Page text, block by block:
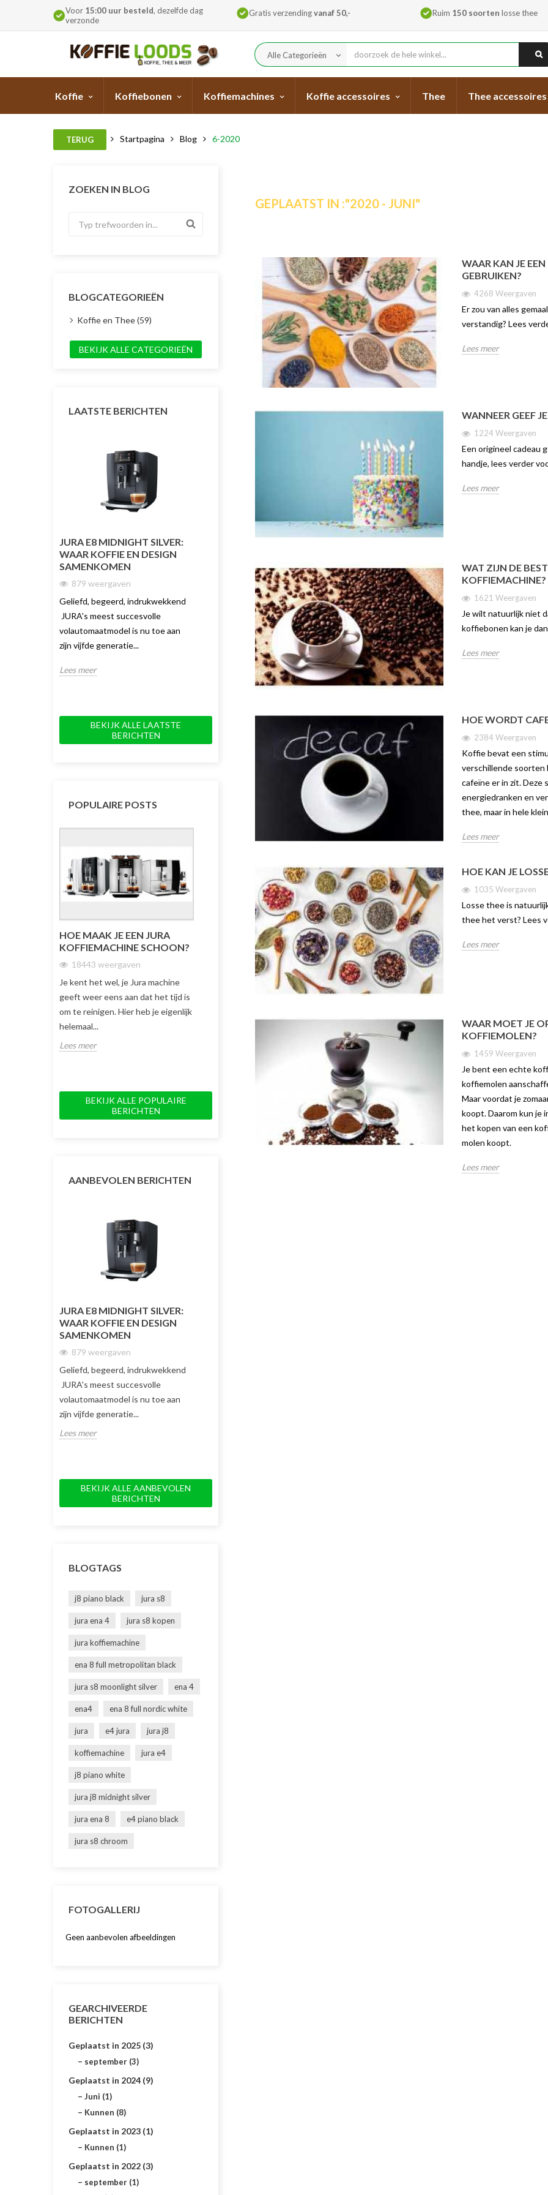
Voor 15:00 uur besteld, dezelfde dag
verzonde
Gratis verzendingvanaf 50,- Ruim 150 soorten losse thee
Alle Categorieën keyboard_arrow_down
Koffie Koffiebonen Koffiemachines Koffie accessoires Thee Thee accessoires
TERUG Startpagina Blog 6-2020
ZOEKEN IN BLOG
BLOGCATEGORIEËN
Koffie en Thee (59)
BEKIJK ALLE CATEGORIEËN
LAATSTE BERICHTEN
JURA E8 MIDNIGHT SILVER:
WAAR KOFFIE EN DESIGN
SAMENKOMEN
879 weergaven
Geliefd, begeerd, indrukwekkend
JURA's meest succesvolle
volautomaatmodel is nu toe aan
zijn vijfde generatie...
Lees meer
TOT NU TOE
1730 weergaven
De JURA J10 Twin is dé nieuwe
koffiemachine voor liefhebbers van
keuze en gemak. Dankzij het
innovatieve dubbele...
ONTDEK DE JURA C9 | TWEE
KOFFIEPLEZIER IN ÉÉN
COMPACT APPARAAT
3505 weergaven
Volle en luchtig-lichte aroma’s met
één druk op de knop De Jura C9
combineert professionele
technologie met een...
Lees meer
JURA
Ontdek
Brew
BEKIJK ALLE LAATSTE
BERICHTEN
POPULAIRE POSTS
HOE MAAK JE EEN JURA
KOFFIEMACHINE SCHOON?
18443 weergaven
Je kent het wel, je Jura machine
geeft weer eens aan dat het tijd is
om te reinigen. Hier heb je eigenlijk
helemaal...
Lees meer
DE GLOEDNIEUWE JURA E4
16401 weergaven
De nieuwe Jura E4 is uit! In dit
artikel gaan we verder in op alle ins
WELKE MELK HEEFT U
NODIG VOOR UW
KOFFIEMACHINE?
14315 weergaven
In deze blog kom je alles te weten
gebruiken in je koffiemachine, want
de melk die...
Lees meer
Lees
BEKIJK ALLE POPULAIRE
BERICHTEN
AANBEVOLEN BERICHTEN
JURA E8 MIDNIGHT SILVER:
WAAR KOFFIE EN DESIGN
SAMENKOMEN
879 weergaven
Geliefd, begeerd, indrukwekkend
JURA's meest succesvolle
volautomaatmodel is nu toe aan
zijn vijfde generatie...
Lees meer
BEKIJK ALLE AANBEVOLEN
BERICHTEN
BLOGTAGS
j8 piano black jura s8
jura ena 4 jura s8 kopen
jura koffiemachine
ena 8 full metropolitan black
jura s8 moonlight silver ena 4
ena4 ena 8 full nordic white
jura e4 jura jura j8
koffiemachine jura e4
j8 piano white
jura j8 midnight silver
jura ena 8 e4 piano black
jura s8 chroom
FOTOGALLERIJ
Geen aanbevolen afbeeldingen
GEARCHIVEERDE
BERICHTEN
Geplaatst in 2025 (3)
september (3)
Geplaatst in 2024 (9)
Juni (1)
Kunnen (8)
Geplaatst in 2023 (1)
Kunnen (1)
Geplaatst in 2022 (3)
september (1)
GEPLAATST IN :"2020 - JUNI"
WAAR KAN JE
GEBRUIKEN?
4268 Weergaven
Er zou van alles
verstandig? Lees
Lees meer
WANNEER GEEF
1224 Weergaven
Een origineel cadeau
handje, lees verder
Lees meer
WAT ZIJN DE
KOFFIEMACHINE?
1621 Weergaven
Je wilt natuurlijk niet
koffiebonen kan je
Lees meer
HOE WORDT
2384 Weergaven
Koffie bevat een
verschillende soorten
cafeïne er in zit. Deze
energiedranken en
thee, maar in hele
Lees meer
HOE KAN JE
1035 Weergaven
Losse thee is
thee het verst? Lees
Lees meer
WAAR MOET JE
KOFFIEMOLEN?
1459 Weergaven
Je bent een echte
koffiemolen
Maar voordat je
koopt. Daarom kun je
het kopen van een
molen koopt.
Lees meer